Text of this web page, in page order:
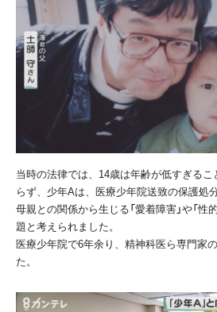
当時の法律では、 14歳は年齢が低すぎる
らず、少年Aは、医療少年院送致の保護処
母親との関係から生じる「愛着障害」や「性
題と考えられました。
医療少年院で6年余り、精神科医ら専門家
た。